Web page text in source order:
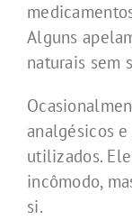
Alguns
naturais sem
analgésicos
utilizados.
incômodo,
si.